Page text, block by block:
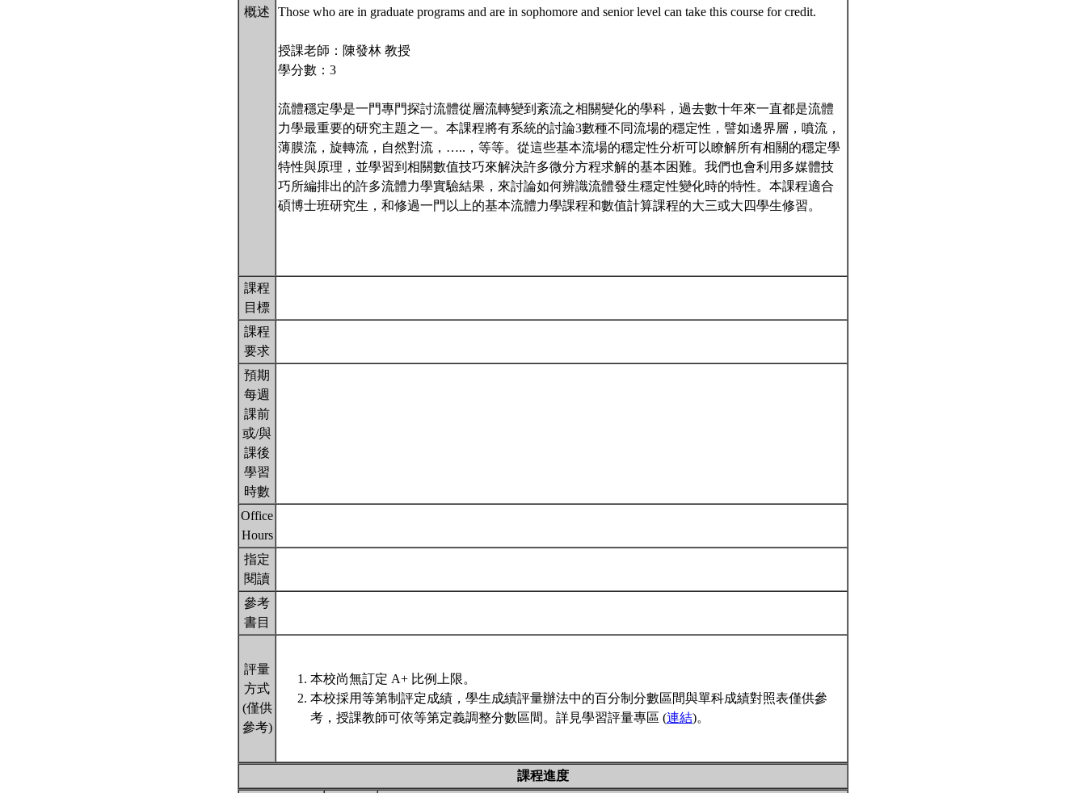
概述
Those who are in graduate programs and are in sophomore and senior level can take this course for credit.
授課老師：陳發林 教授
學分數：3
流體穩定學是一門專門探討流體從層流轉變到紊流之相關變化的學科，過去數十年來一直都是流體
力學最重要的研究主題之一。本課程將有系統的討論3數種不同流場的穩定性，譬如邊界層，噴流，
薄膜流，旋轉流，自然對流，…..，等等。從這些基本流場的穩定性分析可以瞭解所有相關的穩定學
特性與原理，並學習到相關數值技巧來解決許多微分方程求解的基本困難。我們也會利用多媒體技
巧所編排出的許多流體力學實驗結果，來討論如何辨識流體發生穩定性變化時的特性。本課程適合
碩博士班研究生，和修過一門以上的基本流體力學課程和數值計算課程的大三或大四學生修習。
課程
目標
課程
要求
預期
每週
課前
或/與
課後
學習
時數
Office
Hours
指定
閱讀
參考
書目
評量
方式
(僅供
參考)
本校尚無訂定 A+ 比例上限。
本校採用等第制評定成績，學生成績評量辦法中的百分制分數區間與單科成績對照表僅供參
考，授課教師可依等第定義調整分數區間。詳見學習評量專區 (連結)。
課程進度